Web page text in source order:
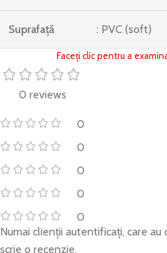
Suprafață : PVC (soft)
Faceți clic pentru a
0 reviews
0
0
0
0
0
Numai clienții autentificați, care
scrie o recenzie.